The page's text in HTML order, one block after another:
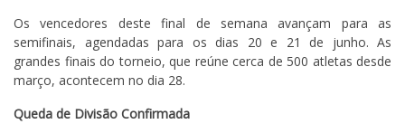
Os vencedores deste final de semana avançam para as
semifinais, agendadas para os dias 20 e 21 de junho. As
grandes finais do torneio, que reúne cerca de 500 atletas desde
março, acontecem no dia 28.
Queda de Divisão Confirmada